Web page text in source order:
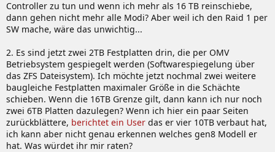
Controller zu tun und wenn ich mehr als 16 TB reinschiebe,
dann gehen nicht mehr alle Modi? Aber weil ich den Raid 1 per
SW mache, wäre das unwichtig...
2. Es sind jetzt zwei 2TB Festplatten drin, die per OMV
Betriebsystem gespiegelt werden (Softwarespiegelung über
das ZFS Dateisystem). Ich möchte jetzt nochmal zwei weitere
baugleiche Festplatten maximaler Größe in die Schächte
schieben. Wenn die 16TB Grenze gilt, dann kann ich nur noch
zwei 6TB Platten dazulegen? Wenn ich hier ein paar Seiten
zurückblättere, berichtet ein User das er vier 10TB verbaut hat,
ich kann aber nicht genau erkennen welches gen8 Modell er
hat. Was würdet ihr mir raten?